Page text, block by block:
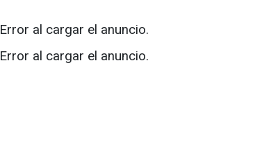
Error al cargar el anuncio.
Error al cargar el anuncio.